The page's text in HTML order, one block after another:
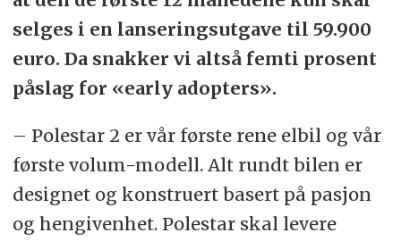
selges i en lanseringsutgave til 59.900
euro. Da snakker vi altså femti prosent
påslag for «early adopters».
– Polestar 2 er vår første rene elbil og vår
første volum-modell. Alt rundt bilen er
designet og konstruert basert på pasjon
og hengivenhet. Polestar skal levere